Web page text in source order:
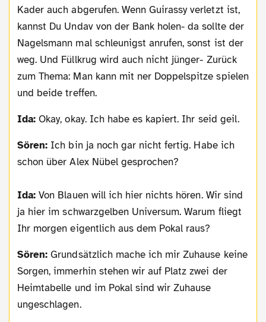
Kader auch abgerufen. Wenn Guirassy verletzt ist,
kannst Du Undav von der Bank holen- da sollte der
Nagelsmann mal schleunigst anrufen, sonst ist der
weg. Und Füllkrug wird auch nicht jünger- Zurück
zum Thema: Man kann mit ner Doppelspitze spielen
und beide treffen.
Ida: Okay, okay. Ich habe es kapiert. Ihr seid geil.
Sören: Ich bin ja noch gar nicht fertig. Habe ich
schon über Alex Nübel gesprochen?
Ida: Von Blauen will ich hier nichts hören. Wir sind
ja hier im schwarzgelben Universum. Warum fliegt
Ihr morgen eigentlich aus dem Pokal raus?
Sören:Grundsätzlich mache ich mir Zuhause keine
Sorgen, immerhin stehen wir auf Platz zwei der
Heimtabelle und im Pokal sind wir Zuhause
ungeschlagen.